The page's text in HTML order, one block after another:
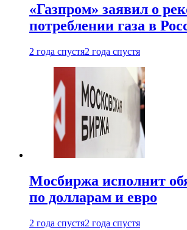
«Газпром» заявил о
потреблении газа в
2 года спустя2 года спустя
Мосбиржа исполнит
по долларам и евро
2 года спустя2 года спустя